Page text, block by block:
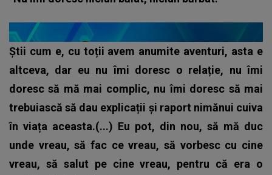
Știi cum e, cu toții avem anumite aventuri, asta e
altceva, dar eu nu îmi doresc o relație, nu îmi
doresc să mă mai complic, nu îmi doresc să mai
trebuiască să dau explicații și raport nimănui cuiva
în viața aceasta.(...) Eu pot, din nou, să mă duc
unde vreau, să fac ce vreau, să vorbesc cu cine
vreau, să salut pe cine vreau, pentru că era o